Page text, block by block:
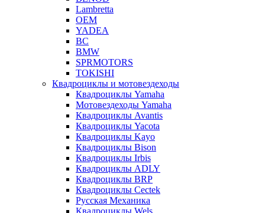
Lambretta
OEM
YADEA
BC
BMW
SPRMOTORS
TOKISHI
Квадроциклы и мотовездеходы
Квадроциклы Yamaha
Мотовездеходы Yamaha
Квадроциклы Avantis
Квадроциклы Yacota
Квадроциклы Kayo
Квадроциклы Bison
Квадроциклы Irbis
Квадроциклы ADLY
Квадроциклы BRP
Квадроциклы Cectek
Русская Механика
Квадроциклы Wels